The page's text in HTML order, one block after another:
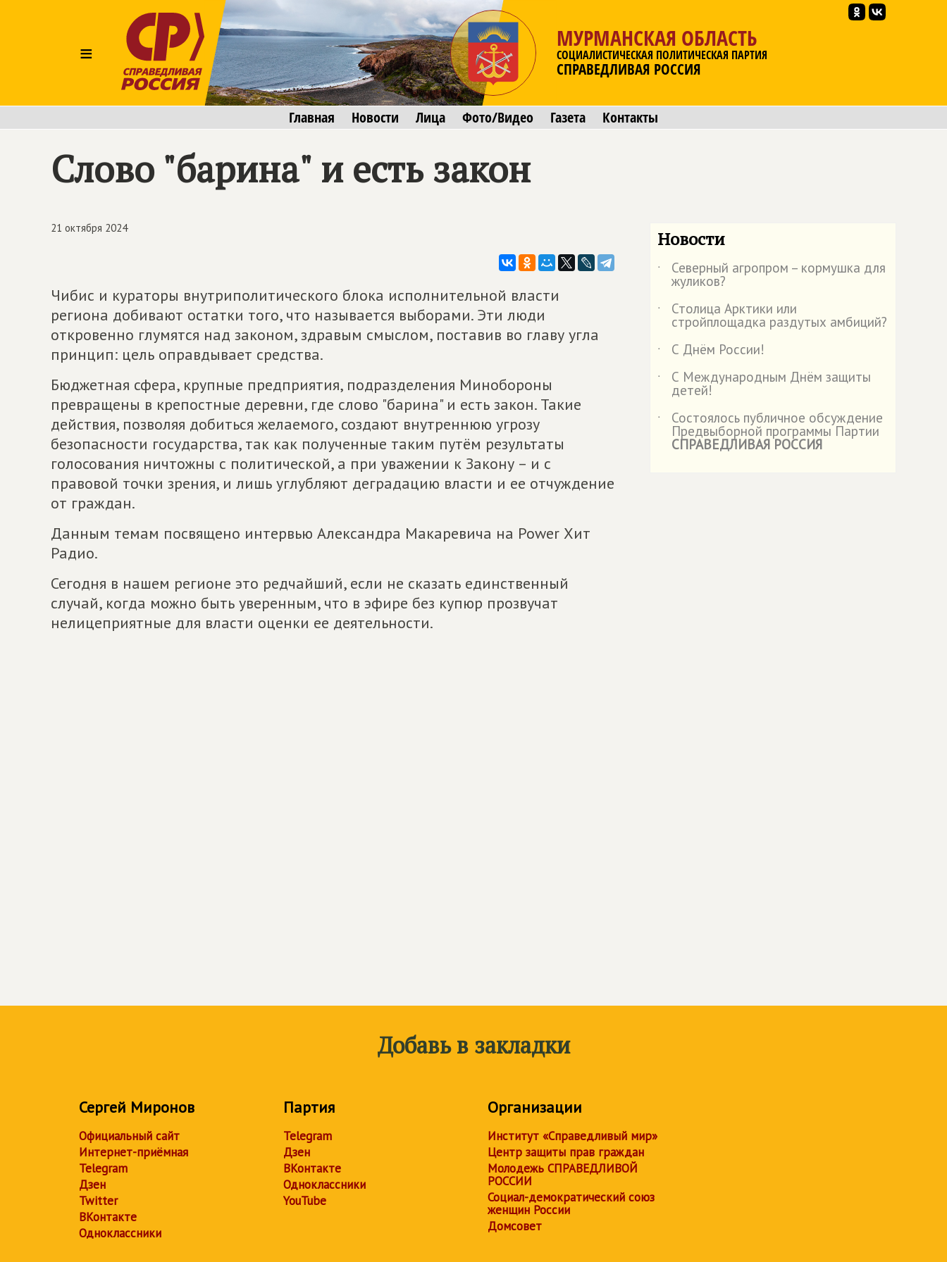
≡
МУРМАНСКАЯ ОБЛАСТЬ
СОЦИАЛИСТИЧЕСКАЯ ПОЛИТИЧЕСКАЯ ПАРТИЯ
СПРАВЕДЛИВАЯ РОССИЯ
Главная Новости Лица Фото/Видео Газета Контакты
Слово "барина" и есть закон
21 октября 2024
Чибис и кураторы внутриполитического блока исполнительной власти
региона добивают остатки того, что называется выборами. Эти люди
откровенно глумятся над законом, здравым смыслом, поставив во главу угла
принцип: цель оправдывает средства.
Бюджетная сфера, крупные предприятия, подразделения Минобороны
превращены в крепостные деревни, где слово "барина" и есть закон. Такие
действия, позволяя добиться желаемого, создают внутреннюю угрозу
безопасности государства, так как полученные таким путём результаты
голосования ничтожны с политической, а при уважении к Закону – и с
правовой точки зрения, и лишь углубляют деградацию власти и ее отчуждение
от граждан.
Данным темам посвящено интервью Александра Макаревича на Power Хит
Радио.
Сегодня в нашем регионе это редчайший, если не сказать единственный
случай, когда можно быть уверенным, что в эфире без купюр прозвучат
нелицеприятные для власти оценки ее деятельности.
Новости
˙ Северный агропром – кормушка для
жуликов?
˙
Столица Арктики или
стройплощадка раздутых амбиций?
˙
С Днём России!
˙
С Международным Днём защиты
детей!
˙
Состоялось публичное обсуждение
Предвыборной программы Партии
СПРАВЕДЛИВАЯ РОССИЯ
Добавь в закладки
Сергей Миронов
Официальный сайт
Интернет-приёмная
Telegram
Дзен
Twitter
ВКонтакте
Одноклассники
Партия
Telegram
Дзен
ВКонтакте
Одноклассники
YouTube
Организации
Институт «Справедливый мир»
Центр защиты прав граждан
Молодежь СПРАВЕДЛИВОЙ
РОССИИ
Социал-демократический союз
женщин России
Домсовет